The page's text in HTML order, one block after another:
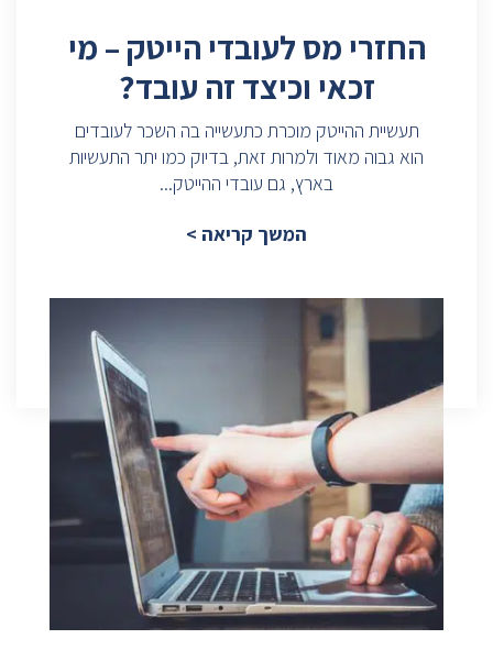
החזרי מס לעובדי הייטק – מי
זכאי וכיצד זה עובד?
תעשיית ההייטק מוכרת כתעשייה בה השכר לעובדים
הוא גבוה מאוד ולמרות זאת, בדיוק כמו יתר התעשיות
בארץ, גם עובדי ההייטק...
המשך קריאה >